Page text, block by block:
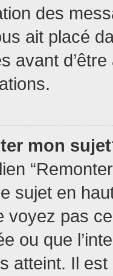
des
ait placé
avant
mon
sujet en
voyez pas
ou que
atteint. Il